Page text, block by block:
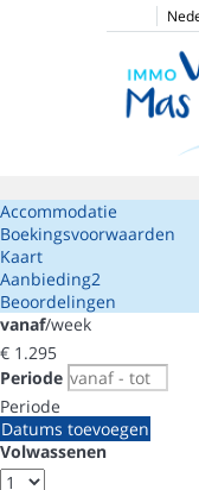
Accommodatie
Boekingsvoorwaarden
Kaart
Aanbieding2
Beoordelingen
vanaf/week
€ 1.295
Periode
Periode
Datums toevoegen
Volwassenen